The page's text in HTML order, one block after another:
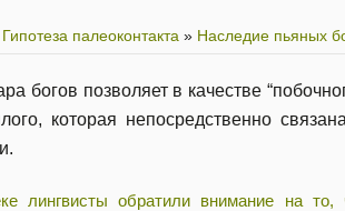
Гипотеза палеоконтакта » Наследие пьяных
богов позволяет в качестве
которая непосредственно
лингвисты обратили внимание на то,